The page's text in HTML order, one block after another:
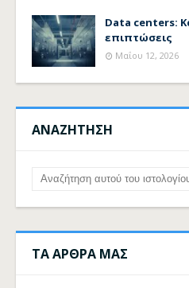
Data centers:
επιπτώσεις
Μαΐου 12, 2026
ΑΝΑΖΗΤΗΣΗ
ΤΑ ΑΡΘΡΑ ΜΑΣ